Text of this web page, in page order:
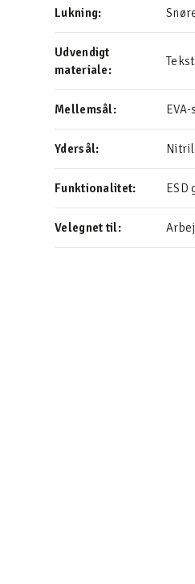
Lukning:
Udvendigt
materiale:
Mellemsål:
Ydersål:
Funktionalitet: ESD
Velegnet til: